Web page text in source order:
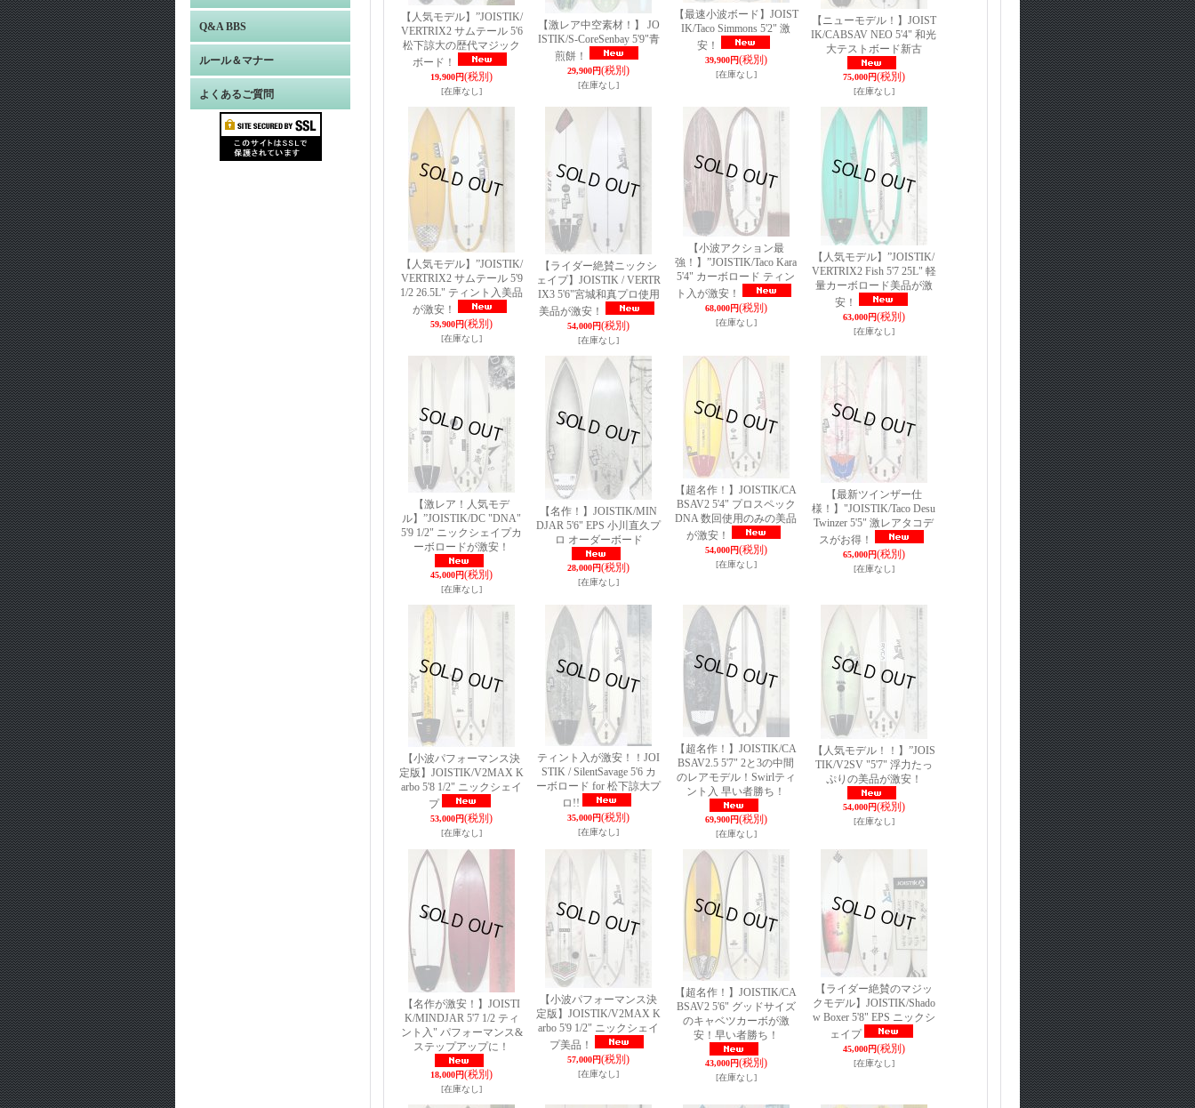
Q&A BBS
ルール＆マナー
よくあるご質問
【人気モデル】”JOISTIK/
VERTRIX2 サムテール 5'6
松下諒大の歴代マジック
ボード！
19,900円(税別)
[在庫なし]
【激レア中空素材！】 JO
ISTIK/S-CoreSenbay 5'9"青
煎餅！
29,900円(税別)
[在庫なし]
【最速小波ボード】JOIST
IK/Taco Simmons 5'2" 激
安！
39,900円(税別)
[在庫なし]
【ニューモデル！】JOIST
IK/CABSAV NEO 5'4" 和光
大テストボード新古
75,000円(税別)
[在庫なし]
【人気モデル】”JOISTIK/
VERTRIX2 サムテール 5'9
1/2 26.5L" ティント入美品
が激安！
59,900円(税別)
[在庫なし]
【ライダー絶賛ニックシ
ェイプ】JOISTIK / VERTR
IX3 5'6"宮城和真プロ使用
美品が激安！
54,000円(税別)
[在庫なし]
【小波アクション最
強！】”JOISTIK/Taco Kara
5'4" カーボロード ティン
ト入が激安！
68,000円(税別)
[在庫なし]
【人気モデル】”JOISTIK/
VERTRIX2 Fish 5'7 25L" 軽
量カーボロード美品が激
安！
63,000円(税別)
[在庫なし]
【激レア！人気モデ
ル】”JOISTIK/DC "DNA"
5'9 1/2" ニックシェイプカ
ーボロードが激安！
45,000円(税別)
[在庫なし]
【名作！】JOISTIK/MIN
DJAR 5'6" EPS 小川直久プ
ロ オーダーボード
28,000円(税別)
[在庫なし]
【超名作！】JOISTIK/CA
BSAV2 5'4" プロスペック
DNA 数回使用のみの美品
が激安！
54,000円(税別)
[在庫なし]
【最新ツインザー仕
様！】"JOISTIK/Taco Desu
Twinzer 5'5" 激レアタコデ
スがお得！
65,000円(税別)
[在庫なし]
【小波パフォーマンス決
定版】JOISTIK/V2MAX K
arbo 5'8 1/2" ニックシェイ
プ
53,000円(税別)
[在庫なし]
ティント入が激安！！JOI
STIK / SilentSavage 5'6 カ
ーボロード for 松下諒大プ
ロ!!
35,000円(税別)
[在庫なし]
【超名作！】JOISTIK/CA
BSAV2.5 5'7" 2と3の中間
のレアモデル！Swirlティ
ント入 早い者勝ち！
69,900円(税別)
[在庫なし]
【人気モデル！！】”JOIS
TIK/V2SV "5'7" 浮力たっ
ぷりの美品が激安！
54,000円(税別)
[在庫なし]
【名作が激安！】JOISTI
K/MINDJAR 5'7 1/2 ティ
ント入" パフォーマンス&
ステップアップに！
18,000円(税別)
[在庫なし]
【小波パフォーマンス決
定版】JOISTIK/V2MAX K
arbo 5'9 1/2" ニックシェイ
プ美品！
57,000円(税別)
[在庫なし]
【超名作！】JOISTIK/CA
BSAV2 5'6" グッドサイズ
のキャベツカーボが激
安！早い者勝ち！
43,000円(税別)
[在庫なし]
【ライダー絶賛のマジッ
クモデル】JOISTIK/Shado
w Boxer 5'8" EPS ニックシ
ェイプ
45,000円(税別)
[在庫なし]